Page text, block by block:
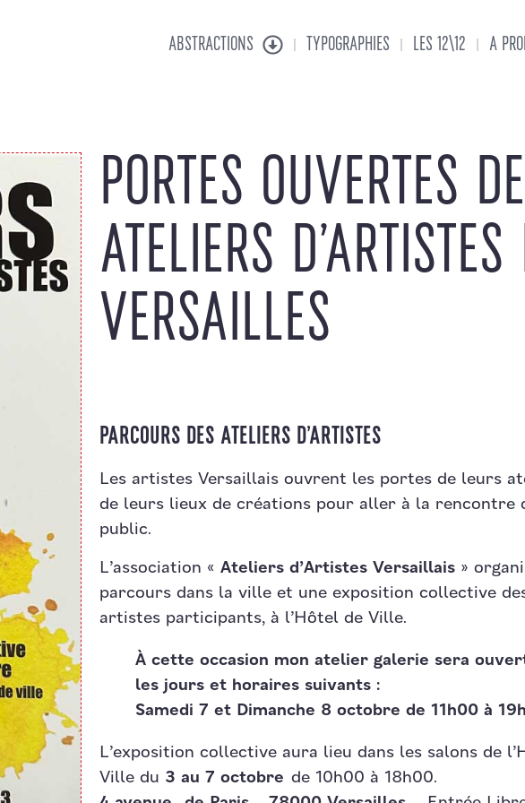
ABSTRACTIONS TYPOGRAPHIES LES 12\12 A
PORTES OUVERTES
ATELIERS D’ARTISTES
VERSAILLES
PARCOURS DES ATELIERS D’ARTISTES
Les artistes Versaillais ouvrent les portes de leurs
de leurs lieux de créations pour aller à la rencontre
public.
L’association « Ateliers d’Artistes Versaillais »
parcours dans la ville et une exposition collective
artistes participants, à l’Hôtel de Ville.
À cette occasion mon atelier galerie sera
les jours et horaires suivants :
Samedi 7 et Dimanche 8 octobre de 11h00 à
L’exposition collective aura lieu dans les salons de
Ville du 3 au 7 octobre de 10h00 à 18h00.